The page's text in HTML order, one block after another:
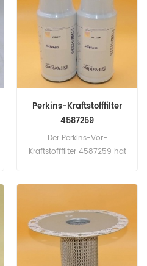
Perkins-Kraftstofffilter
4587259
Der Perkins-Vor-
Kraftstofffilter 4587259 hat
Systembeschleunigung zu
verhindern, um einen
besseren Schutz zu
gewährleisten.